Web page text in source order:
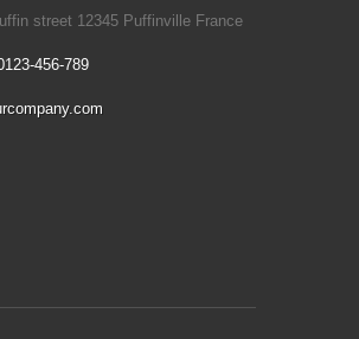
street 12345 Puffinville France
456-789